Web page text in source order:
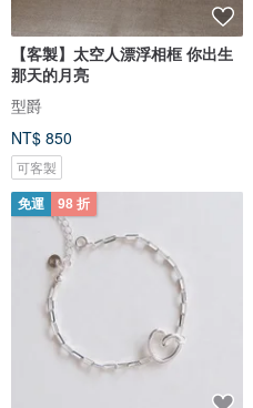
【客製】太空人漂浮相框 你出生
那天的月亮
型爵
NT$ 850
可客製
免運 98 折